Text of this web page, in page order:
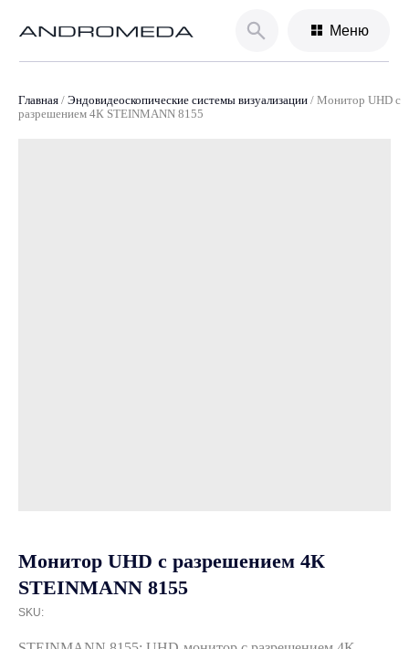
Главная / Эндовидеоскопические системы визуализации / Монитор UHD с
разрешением 4К STEINMANN 8155
Монитор UHD с разрешением 4К
STEINMANN 8155
SKU: